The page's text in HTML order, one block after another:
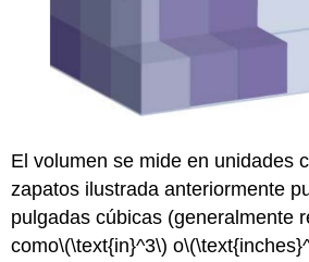
El volumen se mide en unidades
zapatos ilustrada anteriormente
pulgadas cúbicas (generalmente
como\(\text{in}^3\) o